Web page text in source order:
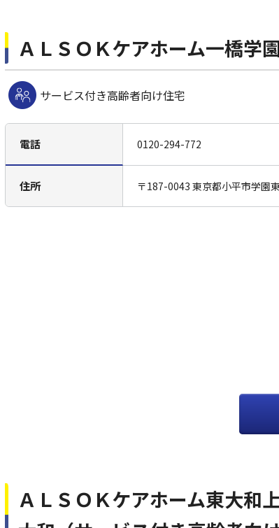
ＡＬＳＯＫケアホーム一橋学
サービス付き高齢者向け住宅
電話 0120-294-772
住所 〒187-0043 東京都小平市学園
ＡＬＳＯＫケアホーム東大